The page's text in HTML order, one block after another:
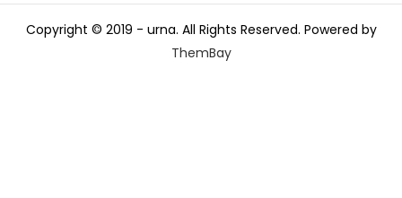
Copyright © 2019 - urna. All Rights Reserved. Powered by
ThemBay